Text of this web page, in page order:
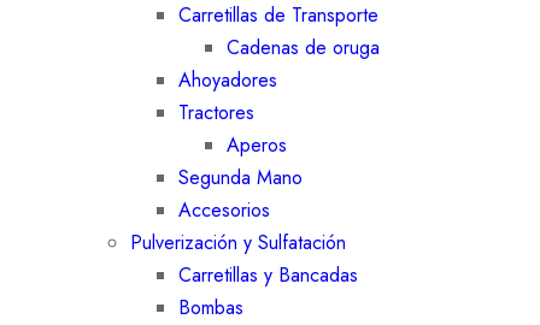
Carretillas de Transporte
Cadenas de oruga
Ahoyadores
Tractores
Aperos
Segunda Mano
Accesorios
Pulverización y Sulfatación
Carretillas y Bancadas
Bombas